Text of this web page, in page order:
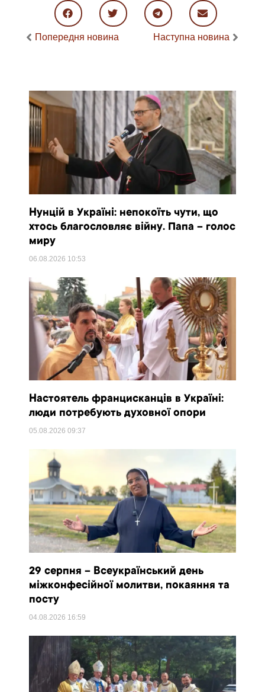
Попередня новина Наступна новина
Нунцій в Україні: непокоїть чути, що
хтось благословляє війну. Папа – голос
миру
06.08.2026 10:53
Настоятель францисканців в Україні:
люди потребують духовної опори
05.08.202609:37
29 серпня – Всеукраїнський день
міжконфесійної молитви, покаяння та
посту
04.08.2026 16:59